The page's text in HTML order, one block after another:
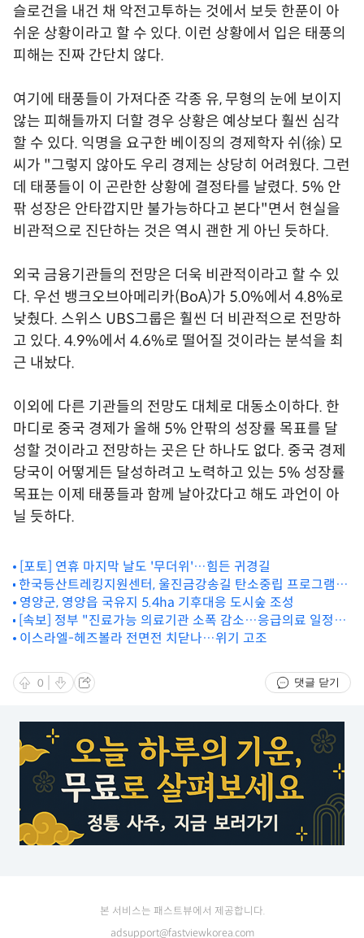
슬로건을 내건 채 악전고투하는 것에서 보듯 한푼이 아
쉬운 상황이라고 할 수 있다. 이런 상황에서 입은 태풍의
피해는 진짜 간단치 않다.
여기에 태풍들이 가져다준 각종 유, 무형의 눈에 보이지
않는 피해들까지 더할 경우 상황은 예상보다 훨씬 심각
할 수 있다. 익명을 요구한 베이징의 경제학자 쉬(徐) 모
씨가 "그렇지 않아도 우리 경제는 상당히 어려웠다. 그런
데 태풍들이 이 곤란한 상황에 결정타를 날렸다. 5% 안
팎 성장은 안타깝지만 불가능하다고 본다"면서 현실을
비관적으로 진단하는 것은 역시 괜한 게 아닌 듯하다.
외국 금융기관들의 전망은 더욱 비관적이라고 할 수 있
다. 우선 뱅크오브아메리카(BoA)가 5.0%에서 4.8%로
낮췄다. 스위스 UBS그룹은 훨씬 더 비관적으로 전망하
고 있다. 4.9%에서 4.6%로 떨어질 것이라는 분석을 최
근 내놨다.
이외에 다른 기관들의 전망도 대체로 대동소이하다. 한
마디로 중국 경제가 올해 5% 안팎의 성장률 목표를 달
성할 것이라고 전망하는 곳은 단 하나도 없다. 중국 경제
당국이 어떻게든 달성하려고 노력하고 있는 5% 성장률
목표는 이제 태풍들과 함께 날아갔다고 해도 과언이 아
닐 듯하다.
[포토] 연휴 마지막 날도 '무더위'…힘든 귀경길
한국등산트레킹지원센터, 울진금강송길 탄소중립 프로그램
참가자 모집
영양군, 영양읍 국유지 5.4ha 기후대응 도시숲 조성
[속보] 정부 "진료가능 의료기관 소폭 감소…응급의료 일정수
준 유지돼"
이스라엘-헤즈볼라 전면전 치닫나…위기 고조
0 댓글 닫기
본 서비스는 패스트뷰에서 제공합니다.
adsupport@fastviewkorea.com